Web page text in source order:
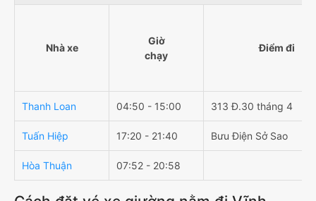
Nhà xe
Giờ
chạy
Điểm đi
Thanh Loan 04:50 - 15:00 313 Đ.30 tháng 4
Tuấn Hiệp 17:20 - 21:40 Bưu Điện Sở Sao
Hòa Thuận 07:52 - 20:58